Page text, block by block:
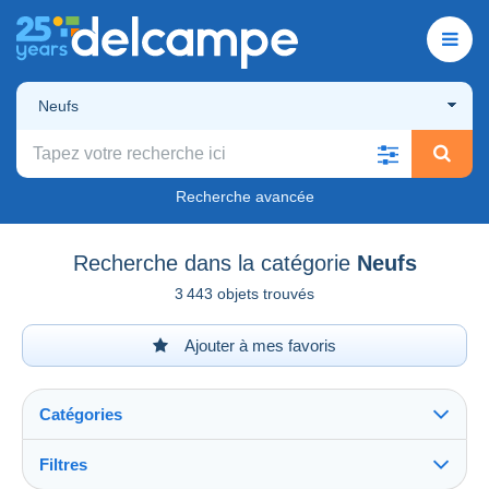
Neufs
Recherche avancée
Recherche dans la catégorie Neufs
3 443 objets trouvés
Ajouter à mes favoris
Catégories
Filtres